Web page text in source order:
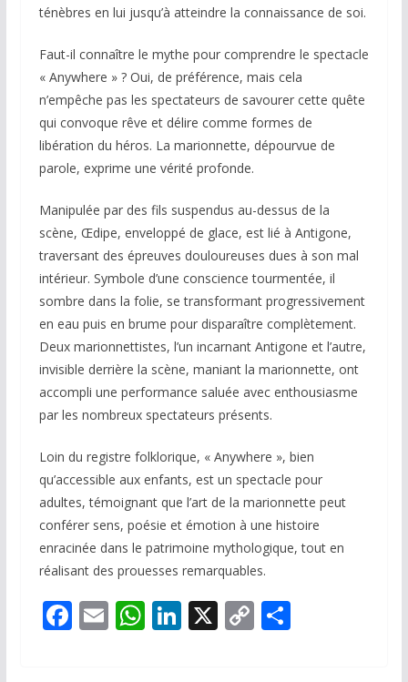
ténèbres en lui jusqu’à atteindre la connaissance de soi.
Faut-il connaître le mythe pour comprendre le spectacle
« Anywhere » ? Oui, de préférence, mais cela
n’empêche pas les spectateurs de savourer cette quête
qui convoque rêve et délire comme formes de
libération du héros. La marionnette, dépourvue de
parole, exprime une vérité profonde.
Manipulée par des fils suspendus au-dessus de la
scène, Œdipe, enveloppé de glace, est lié à Antigone,
traversant des épreuves douloureuses dues à son mal
intérieur. Symbole d’une conscience tourmentée, il
sombre dans la folie, se transformant progressivement
en eau puis en brume pour disparaître complètement.
Deux marionnettistes, l’un incarnant Antigone et l’autre,
invisible derrière la scène, maniant la marionnette, ont
accompli une performance saluée avec enthousiasme
par les nombreux spectateurs présents.
Loin du registre folklorique, « Anywhere », bien
qu’accessible aux enfants, est un spectacle pour
adultes, témoignant que l’art de la marionnette peut
conférer sens, poésie et émotion à une histoire
enracinée dans le patrimoine mythologique, tout en
réalisant des prouesses remarquables.
F E W Li X C P